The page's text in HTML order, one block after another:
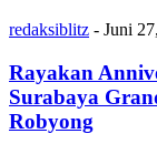
redaksiblitz - Juni
Rayakan
Surabaya
Robyong